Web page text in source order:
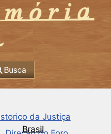
Busca
da Justiça
Brasil